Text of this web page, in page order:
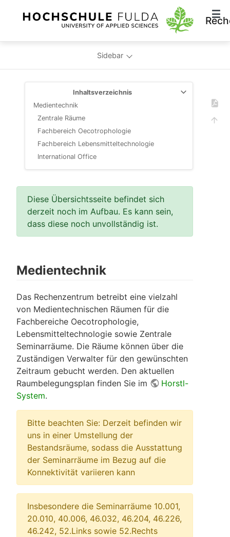
Sidebar
Inhaltsverzeichnis
Medientechnik
Zentrale Räume
Fachbereich Oecotrophologie
Fachbereich Lebensmitteltechnologie
International Office
Diese Übersichtsseite befindet sich
derzeit noch im Aufbau. Es kann sein,
dass diese noch unvollständig ist.
Medientechnik
Das Rechenzentrum betreibt eine vielzahl
von Medientechnischen Räumen für die
Fachbereiche Oecotrophologie,
Lebensmitteltechnologie sowie Zentrale
Seminarräume. Die Räume können über die
Zuständigen Verwalter für den gewünschten
Zeitraum gebucht werden. Den aktuellen
Raumbelegungsplan finden Sie im
Horstl-
System.
Bitte beachten Sie: Derzeit befinden wir
uns in einer Umstellung der
Bestandsräume, sodass die Ausstattung
der Seminarräume im Bezug auf die
Konnektivität variieren kann
Insbesondere die Seminarräume 10.001,
20.010, 40.006, 46.032, 46.204, 46.226,
46.242, 52.Links sowie 52.Rechts